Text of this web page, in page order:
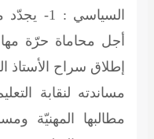
السياسي :
أجل محاماة حرّة
مساندته لنقابة
مطالبها المهنيّة